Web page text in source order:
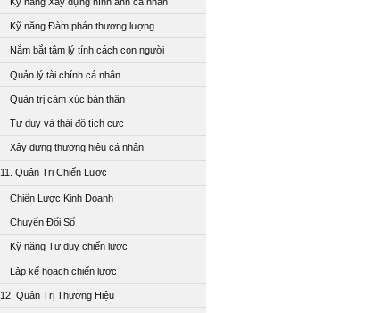
Kỹ năng Đàm phán thương lượng
Nắm bắt tâm lý tính cách con người
Quản lý tài chính cá nhân
Quản trị cảm xúc bản thân
Tư duy và thái độ tích cực
Xây dựng thương hiệu cá nhân
11. Quản Trị Chiến Lược
Chiến Lược Kinh Doanh
Chuyển Đổi Số
Kỹ năng Tư duy chiến lược
Lập kế hoạch chiến lược
12. Quản Trị Thương Hiệu